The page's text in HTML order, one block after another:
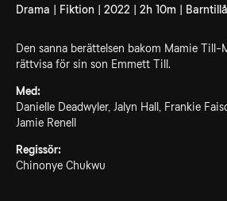
Drama | Fiktion | 2022 | 2h 10m |
Den sanna berättelsen bakom Mamie Till-
rättvisa för sin son Emmett Till.
Med:
Danielle Deadwyler, Jalyn Hall, Frankie
Jamie Renell
Regissör:
Chinonye Chukwu